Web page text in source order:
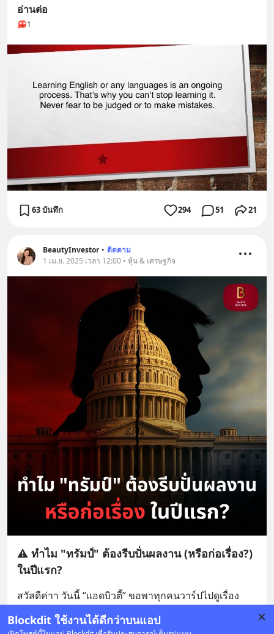
Blockdit ใช้งานได้ดีกว่าบนแอป
อ่านต่อ
1
63 บันทึก 294 51 21
BeautyInvestor • ติดตาม
1 เม.ย. 2025 เวลา 12:00 • หุ้น & เศรษฐกิจ
⚠️ ทำไม "ทรัมป์" ต้องรีบปั่นผลงาน (หรือก่อเรื่อง?)
ในปีแรก?
สวัสดีค่าา วันนี้ “แอดบิวตี้” ขอพาทุกคนวาร์ปไปดูเรื่อง
ทำไมวันนี้มาสายการเมือง? เพราะเรื่องนี้มันมีผ